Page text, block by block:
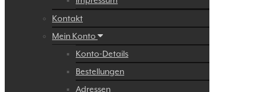
Kontakt
Mein Konto
Konto-Details
Bestellungen
Adressen